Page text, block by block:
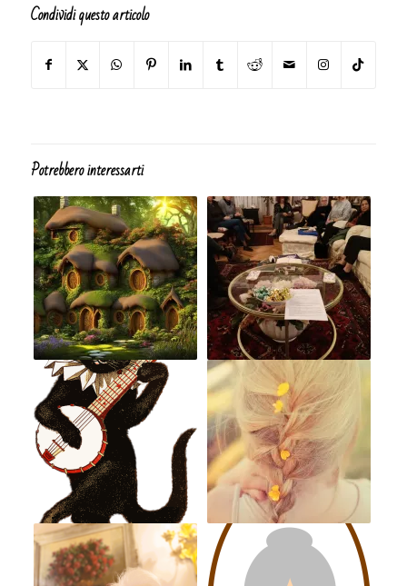
Condividi questo articolo
Potrebbero interessarti